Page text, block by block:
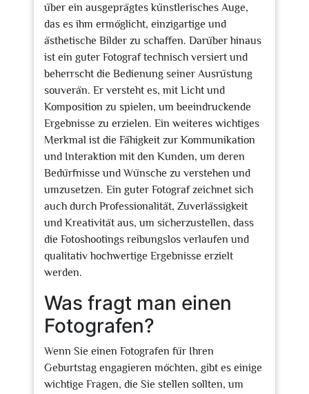
über ein ausgeprägtes künstlerisches Auge,
das es ihm ermöglicht, einzigartige und
ästhetische Bilder zu schaffen. Darüber hinaus
ist ein guter Fotograf technisch versiert und
beherrscht die Bedienung seiner Ausrüstung
souverän. Er versteht es, mit Licht und
Komposition zu spielen, um beeindruckende
Ergebnisse zu erzielen. Ein weiteres wichtiges
Merkmal ist die Fähigkeit zur Kommunikation
und Interaktion mit den Kunden, um deren
Bedürfnisse und Wünsche zu verstehen und
umzusetzen. Ein guter Fotograf zeichnet sich
auch durch Professionalität, Zuverlässigkeit
und Kreativität aus, um sicherzustellen, dass
die Fotoshootings reibungslos verlaufen und
qualitativ hochwertige Ergebnisse erzielt
werden.
Was fragt man einen
Fotografen?
Wenn Sie einen Fotografen für Ihren
Geburtstag engagieren möchten, gibt es einige
wichtige Fragen, die Sie stellen sollten, um